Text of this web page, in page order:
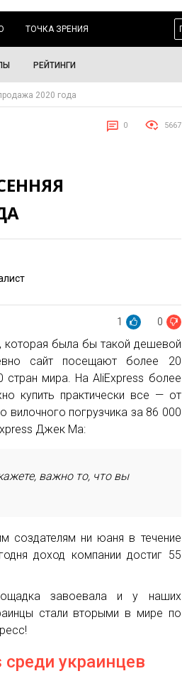
ТОЧКА ЗРЕНИЯ
РЕЙТИНГИ
2020 года
0 5667
1 0
которая была бы такой дешевой
сайт посещают более 20
стран мира. На AliExpress более
купить практически все — от
вилочного погрузчика за 86 000
Джек Ма:
важно то, что вы
создателям ни юаня в течение
доход компании достиг 55
завоевала и у наших
стали вторыми в мире по
украинцев